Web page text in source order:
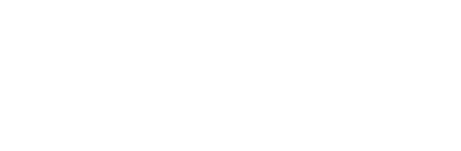
oder direkt zur Karussell-Navigation springen, indem du die Skip-Links